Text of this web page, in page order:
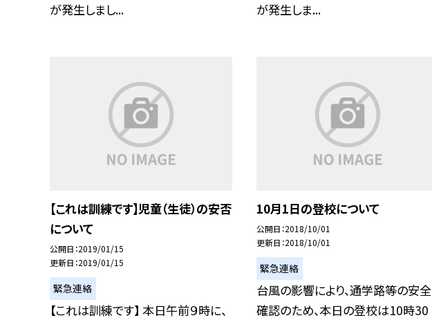
が発生しまし...
が発生しま...
【これは訓練です】児童（生徒）の安否
について
公開日 2019/01/15
更新日 2019/01/15
緊急連絡
【これは訓練です】 本日午前９時に、
10月1日の登校について
公開日 2018/10/01
更新日 2018/10/01
緊急連絡
台風の影響により、通学路等の安全
確認のため、本日の登校は10時30